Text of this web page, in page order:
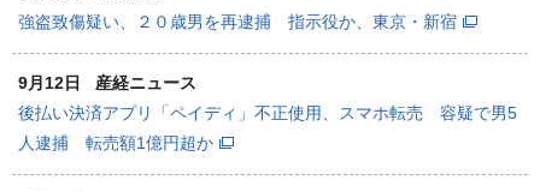
強盗致傷疑い、２０歳男を再逮捕 指示役か、東京・新宿
9月12日
産経ニュース
後払い決済アプリ「ペイディ」不正使用、スマホ転売 容疑で男5
人逮捕 転売額1億円超か